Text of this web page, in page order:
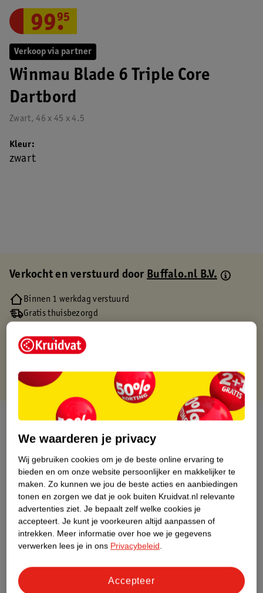
Verkoop via partner
Winmau Blade 6 Triple Core
Dartbord
Zwart, 46 x 45 x 4.5
99.
95
Kleur
zwart
Verkocht en verstuurd doorBuffalo.nl B.V.
Binnen 1 werkdag verstuurd
Gratis thuisbezorgd
Gratis punten met je Kruidvat kaart
Over dit product
Productinformatie
Etiketinformatie
Nature Impact Score
Dit product heeft (nog) geen Nature
Impact Score.
We waarderen je privacy
Wij gebruiken cookies om je de beste online ervaring te
bieden en om onze website persoonlijker en makkelijker te
maken. Zo kunnen we jou de beste acties en aanbiedingen
tonen en zorgen we dat je ook buiten Kruidvat.nl relevante
advertenties ziet. Je bepaalt zelf welke cookies je
accepteert. Je kunt je voorkeuren altijd aanpassen of
intrekken. Meer informatie over hoe we je gegevens
verwerken lees je in ons Privacybeleid.
Accepteer